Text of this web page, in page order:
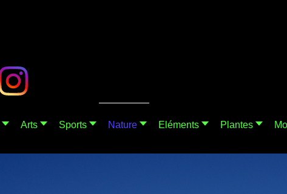
Arts Sports Nature Eléments Plantes